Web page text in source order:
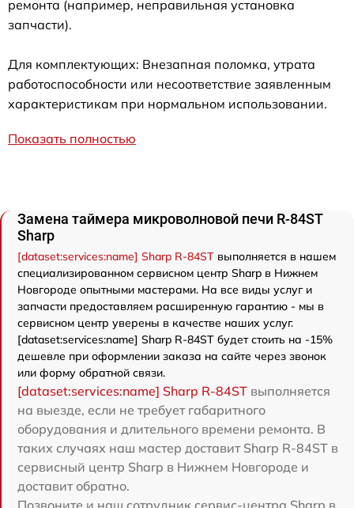
ремонта (например, неправильная установка
запчасти).
Для комплектующих: Внезапная поломка, утрата
работоспособности или несоответствие заявленным
характеристикам при нормальном использовании.
Показать полностью
Замена таймера микроволновой печи R-84ST
Sharp
[dataset:services:name] Sharp R-84ST выполняется в нашем
специализированном сервисном центр Sharp в Нижнем
Новгороде опытными мастерами. На все виды услуг и
запчасти предоставляем расширенную гарантию - мы в
сервисном центр уверены в качестве наших услуг.
[dataset:services:name] Sharp R-84ST будет стоить на -15%
дешевле при оформлении заказа на сайте через звонок
или форму обратной связи.
[dataset:services:name] Sharp R-84ST выполняется
на выезде, если не требует габаритного
оборудования и длительного времени ремонта. В
таких случаях наш мастер доставит Sharp R-84ST в
сервисный центр Sharp в Нижнем Новгороде и
доставит обратно.
Позвоните и наш сотрудник сервис-центра Sharp в